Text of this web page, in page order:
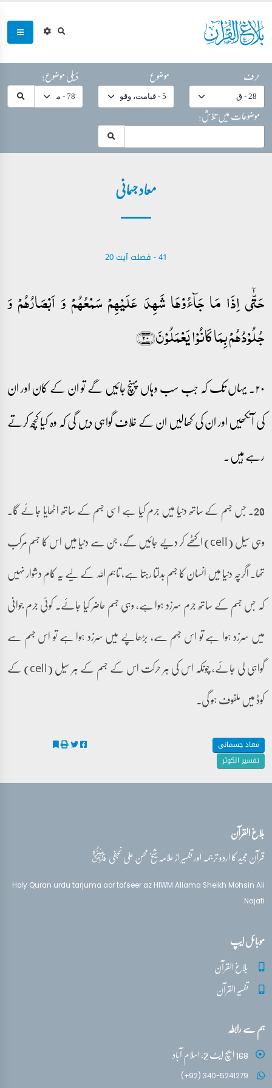
حرف موضوع
ذیلی موضوع:
موضوعات میں تلاش:
معاد جسمانی
41 - ‎فصلت آیت 20
حَتّٰۤی اِذَا مَا جَآءُوۡہَا شَہِدَ عَلَیۡہِمۡ سَمۡعُہُمۡ وَ اَبۡصَارُہُمۡ وَ
جُلُوۡدُہُمۡ بِمَا کَانُوۡا یَعۡمَلُوۡنَ﴿۲۰﴾
۲۰۔ یہاں تک کہ جب سب وہاں پہنچ جائیں گے تو ان کے کان اور ان
کی آنکھیں اور ان کی کھالیں ان کے خلاف گواہی دیں گی کہ وہ کیا کچھ کرتے
رہے ہیں۔
20۔ جس جسم کے ساتھ دنیا میں جرم کیا ہے اسی جسم کے ساتھ اٹھایا جائے گا۔
وہی سیل (cell) اکٹھے کر دیے جائیں گے، جن سے دنیا میں اس کا جسم مرکب
تھا۔ اگرچہ دنیا میں انسان کا جسم بدلتا رہتا ہے، تاہم اللہ کے لیے یہ کام دشوار نہیں
کہ جس جسم کے ساتھ جرم سرزد ہوا ہے، وہی جسم حاضر کیا جائے۔ کوئی جرم جوانی
میں سرزد ہوا ہے تو اس جسم سے، بڑھاپے میں سرزد ہوا ہے تو اس جسم سے
گواہی لی جائے، چونکہ اس کی ہر حرکت اس کے جسم کے ہر سیل (cell) کے
کوڈ میں ملفوف ہو گی۔
معاد جسمانی
تفسیر الکوثر
بلاغ القرآن
قرآن مجید کا اردو ترجمہ اور تفسیر از علامہ شیخ محسن علی نجفیقدس‌سره
Holy Quran urdu tarjuma aor tafseer az HIWM Allama Sheikh Mohsin Ali
Najafi
موبائل ایپ
بلاغ القرآن
تفسیر القرآن
ہم سے رابطہ
168 ایچ ایٹ 2، اسلام آباد
(+92) 340-5241279